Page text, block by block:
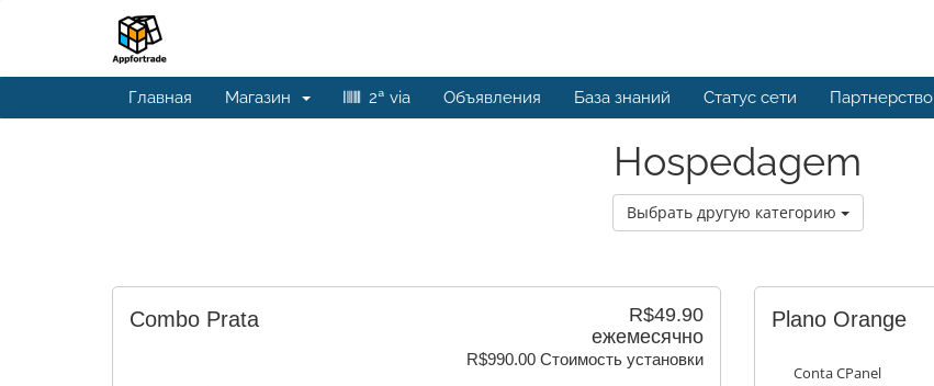
Главная Магазин 2ª via Объявления База знаний Статус сети Партнерство
Hospedagem
Выбрать другую категорию
R$49.90
ежемесячно
R$990.00 Стоимость установки
Combo Prata Plano Orange
Conta CPanel